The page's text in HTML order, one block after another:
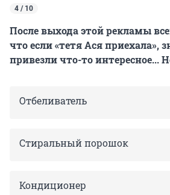
4 / 10
После выхода этой рекламы
что если «тетя Ася приехала»,
привезли что-то интересное...
Отбеливатель
Стиральный порошок
Кондиционер